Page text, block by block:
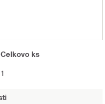
Celkovo ks
1